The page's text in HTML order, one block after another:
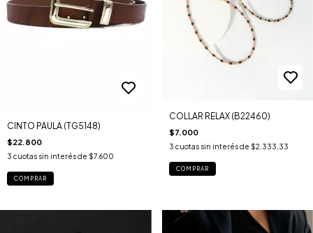
CINTO PAULA (TG5148)
$22.800
3 cuotas sin interés de $7.600
COMPRAR
COLLAR RELAX (B22460)
$7.000
3 cuotas sin interés de $2.333,33
COMPRAR